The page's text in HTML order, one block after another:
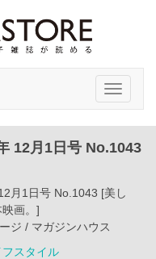
Toggle
12月1日号 No.1043
月1日号 No.1043 [美し
映画。]
ジ / マガジンハウス
スタイル